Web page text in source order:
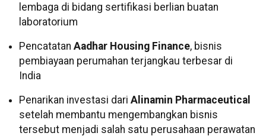
lembaga di bidang sertifikasi berlian buatan
laboratorium
Pencatatan Aadhar Housing Finance, bisnis
pembiayaan perumahan terjangkau terbesar di
India
Penarikan investasi dari Alinamin Pharmaceutical
setelah membantu mengembangkan bisnis
tersebut menjadi salah satu perusahaan perawatan